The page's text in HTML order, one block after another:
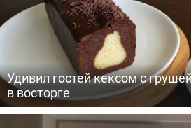
Удивил гостей кексом с
в восторге